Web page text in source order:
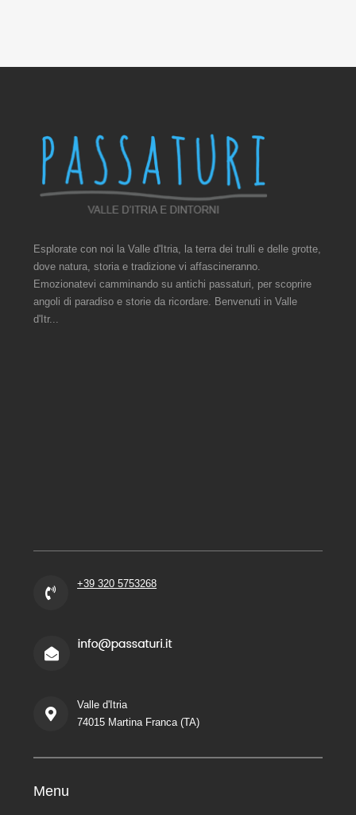
Esplorate con noi la Valle d'Itria, la terra dei trulli e delle grotte,
dove natura, storia e tradizione vi affascineranno.
Emozionatevi camminando su antichi passaturi, per scoprire
angoli di paradiso e storie da ricordare. Benvenuti in Valle
d'Itr...
+39 320 5753268
Valle d'Itria
74015 Martina Franca (TA)
Menu